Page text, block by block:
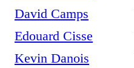
David Camps
Edouard Cisse
Kevin Danois